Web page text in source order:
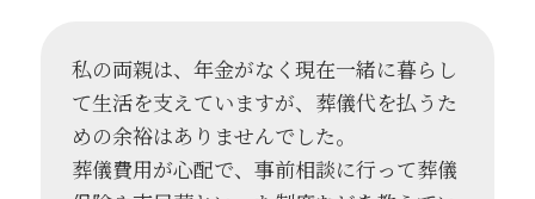
私の両親は、年金がなく現在一緒に暮らし
て生活を支えていますが、葬儀代を払うた
めの余裕はありませんでした。
葬儀費用が心配で、事前相談に行って葬儀